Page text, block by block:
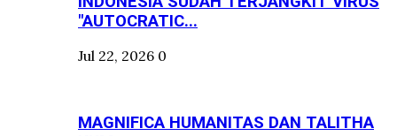
"AUTOCRATIC...
Jul 22, 2026 0
MAGNIFICA HUMANITAS DAN TALITHA